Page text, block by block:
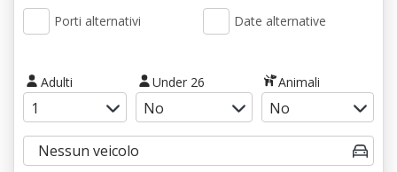
Porti alternativi Date alternative
Adulti Under 26 Animali